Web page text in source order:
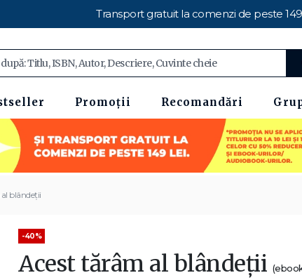
Transport gratuit la comenzi de peste
Promoții Recomandări
blândeții
-40%
Acest tărâm al blândeții